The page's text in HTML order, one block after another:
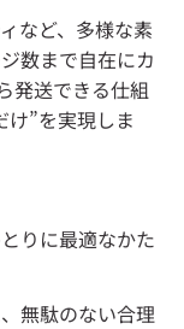
など、多様な素
数まで自在にカ
発送できる仕組
け”を実現しま
りに最適なかた
無駄のない合理